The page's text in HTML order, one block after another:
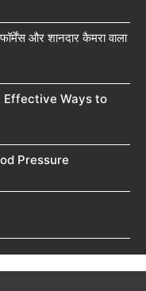
और शानदार कैमरा वाला
Effective Ways to
Pressure